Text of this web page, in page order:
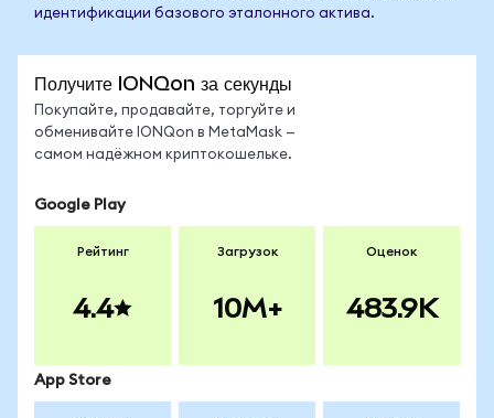
идентификации базового эталонного актива.
Получите IONQon за секунды
Покупайте, продавайте, торгуйте и
обменивайте IONQon в MetaMask —
самом надёжном криптокошельке.
Google Play
Рейтинг
4.4
Загрузок
10M+
Оценок
483.9K
App Store